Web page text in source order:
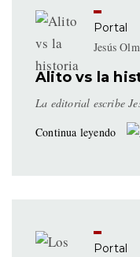
Portal
Jesús
Alito vs la
La editorial escribe
Continua leyendo
Portal